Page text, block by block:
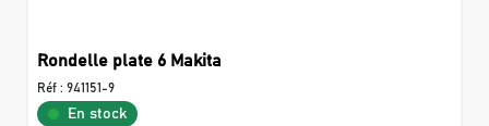
Rondelle plate 6 Makita
Réf : 941151-9
En stock